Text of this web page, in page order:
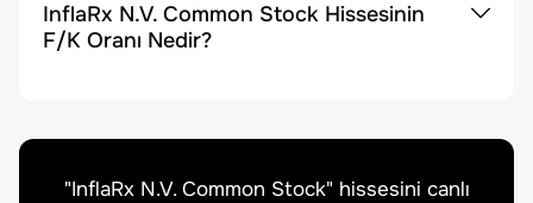
InflaRx N.V. Common Stock Hissesinin
F/K Oranı Nedir?
"InflaRx N.V. Common Stock" hissesini canlı